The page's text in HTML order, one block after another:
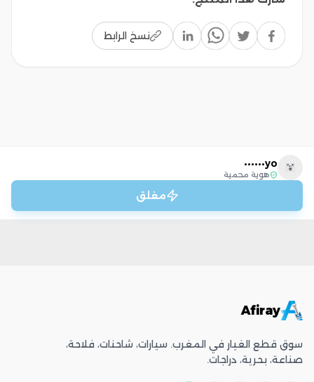
نسخ الرابط
Y
yo••••••
هوية محمية
مغلق
Afiray
سوق قطع الغيار في المغرب. سيارات، شاحنات، فلاحة،
صناعة، بحرية، دراجات.